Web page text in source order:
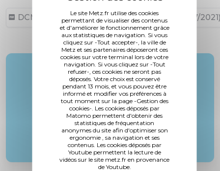
Le site Metz.fr utilise des cookies
permettant de visualiser des contenus
et d'améliorer le fonctionnement grâce
aux statistiques de navigation. Si vous
cliquez sur -Tout accepter-, la ville de
Metz et ses partenaires déposeront ces
cookies sur votre terminal lors de votre
navigation. Si vous cliquez sur -Tout
refuser-, ces cookies ne seront pas
déposés. Votre choix est conservé
pendant 13 mois, et vous pouvez être
informé et modifier vos préférences à
tout moment sur la page -Gestion des
cookies-. Les cookies déposés par
Matomo permettent d'obtenir des
statistiques de fréquentation
anonymes du site afin d'optimiser son
ergonomie , sa navigation et ses
contenus. Les cookies déposés par
Youtube permettent la lecture de
vidéos sur le site metz.fr en provenance
de Youtube.
DCM N°21-07-08-28 (70,97 ko, publié le 22/07/
Rapporteur :
M. le Maire